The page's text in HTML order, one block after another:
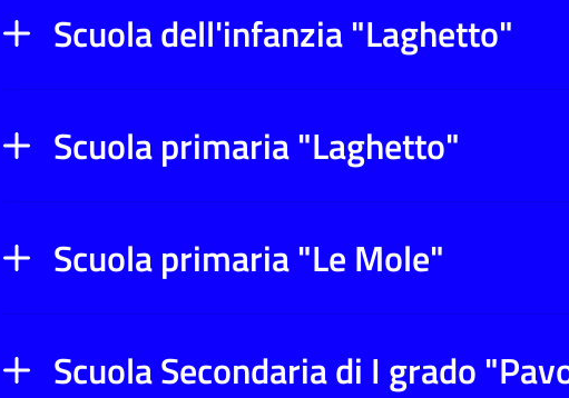
Scuola dell'infanzia "Laghetto"
Scuola primaria "Laghetto"
Scuola primaria "Le Mole"
Scuola Secondaria di I grado